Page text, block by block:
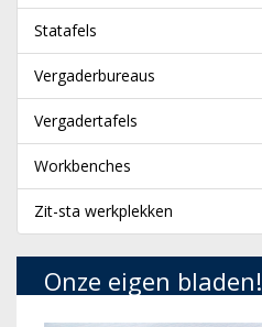
Statafels
Vergaderbureaus
Vergadertafels
Workbenches
Zit-sta werkplekken
Onze eigen bladen!